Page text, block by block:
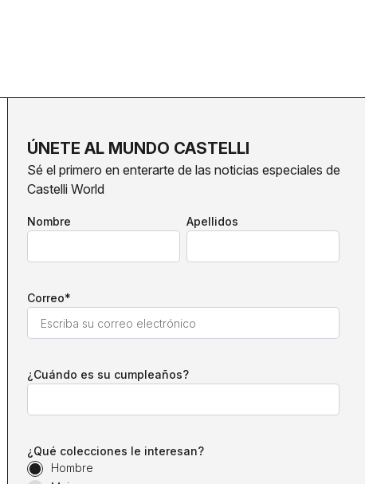
ÚNETE AL MUNDO CASTELLI
Sé el primero en enterarte de las noticias especiales de
Castelli World
Nombre Apellidos
Correo*
¿Cuándo es su cumpleaños?
¿Qué colecciones le interesan?
Hombre